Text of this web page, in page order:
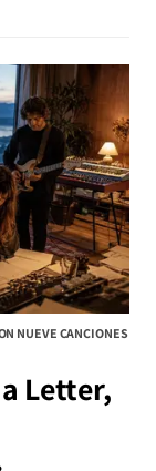
NUEVE CANCIONES
Letter,